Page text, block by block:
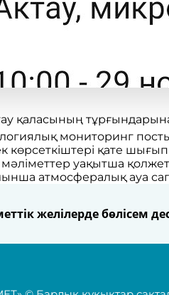
қаласының
мониторинг
көрсеткіштері қате
уақытша
атмосфералық ауа
желілерде бөлісем